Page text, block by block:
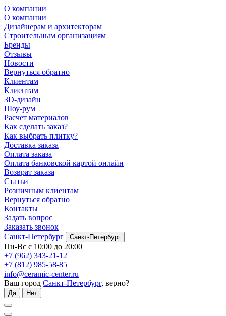
О компании
О компании
Дизайнерам и архитекторам
Строительным организациям
Бренды
Отзывы
Новости
Вернуться обратно
Клиентам
Клиентам
3D-дизайн
Шоу-рум
Расчет материалов
Как сделать заказ?
Как выбрать плитку?
Доставка заказа
Оплата заказа
Оплата банковской картой онлайн
Возврат заказа
Статьи
Розничным клиентам
Вернуться обратно
Контакты
Задать вопрос
Заказать звонок
Санкт-Петербург
Санкт-Петербург
Пн-Вс с 10:00 до 20:00
+7 (962) 343-21-12
+7 (812) 985-58-85
info@ceramic-center.ru
Ваш город Санкт-Петербург, верно?
Да Нет